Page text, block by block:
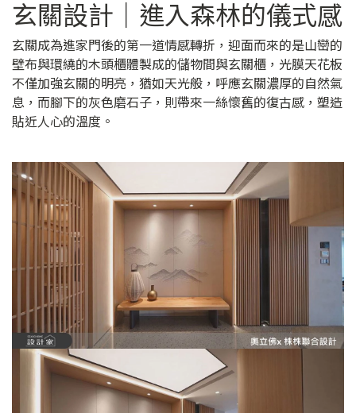
玄關設計｜進入森林的儀式感
玄關成為進家門後的第一道情感轉折，迎面而來的是山巒的
壁布與環繞的木頭櫃體製成的儲物間與玄關櫃，光膜天花板
不僅加強玄關的明亮，猶如天光般，呼應玄關濃厚的自然氣
息，而腳下的灰色磨石子，則帶來一絲懷舊的復古感，塑造
貼近人心的溫度。